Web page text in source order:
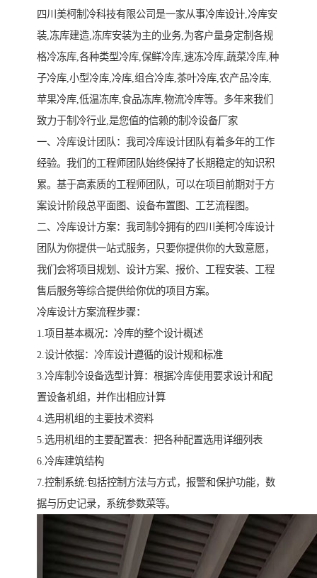
四川美柯制冷科技有限公司是一家从事冷库设计,冷库安
装,冻库建造,冻库安装为主的业务,为客户量身定制各规
格冷冻库,各种类型冷库,保鲜冷库,速冻冷库,蔬菜冷库,种
子冷库,小型冷库,冷库,组合冷库,茶叶冷库,农产品冷库,
苹果冷库,低温冻库,食品冻库,物流冷库等。多年来我们
致力于制冷行业,是您值的信赖的制冷设备厂家
一、冷库设计团队：我司冷库设计团队有着多年的工作
经验。我们的工程师团队始终保持了长期稳定的知识积
累。基于高素质的工程师团队，可以在项目前期对于方
案设计阶段总平面图、设备布置图、工艺流程图。
二、冷库设计方案：我司制冷拥有的四川美柯冷库设计
团队为你提供一站式服务，只要你提供你的大致意愿，
我们会将项目规划、设计方案、报价、工程安装、工程
售后服务等综合提供给你优的项目方案。
冷库设计方案流程步骤：
1.项目基本概况：冷库的整个设计概述
2.设计依据：冷库设计遵循的设计规和标准
3.冷库制冷设备选型计算：根据冷库使用要求设计和配
置设备机组，并作出相应计算
4.选用机组的主要技术资料
5.选用机组的主要配置表：把各种配置选用详细列表
6.冷库建筑结构
7.控制系统:包括控制方法与方式，报警和保护功能，数
据与历史记录，系统参数菜等。